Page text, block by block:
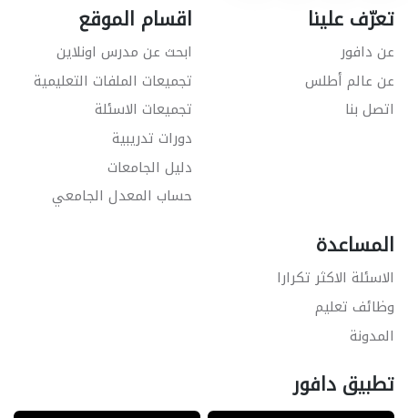
تعرّف علينا
عن دافور
عن عالم أطلس
اتصل بنا
اقسام الموقع
ابحث عن مدرس اونلاين
تجميعات الملفات التعليمية
تجميعات الاسئلة
دورات تدريبية
دليل الجامعات
حساب المعدل الجامعي
المساعدة
الاسئلة الاكثر تكرارا
وظائف تعليم
المدونة
تطبيق دافور